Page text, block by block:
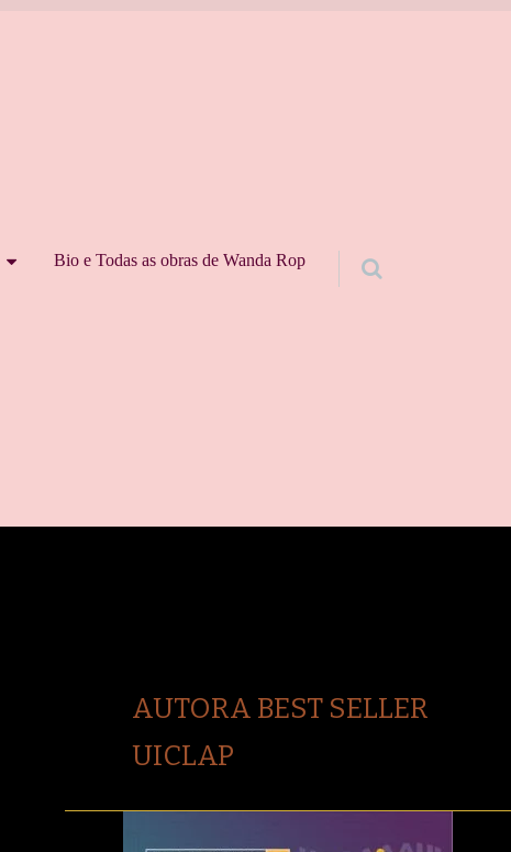
Bio e Todas as obras de Wanda Rop
AUTORA BEST SELLER
UICLAP